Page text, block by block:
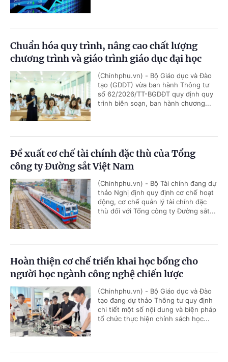
Chuẩn hóa quy trình, nâng cao chất lượng
chương trình và giáo trình giáo dục đại học
(Chinhphu.vn) - Bộ Giáo dục và Đào
tạo (GDĐT) vừa ban hành Thông tư
số 62/2026/TT-BGDĐT quy định quy
trình biên soạn, ban hành chương...
Đề xuất cơ chế tài chính đặc thù của Tổng
công ty Đường sắt Việt Nam
(Chinhphu.vn) - Bộ Tài chính đang dự
thảo Nghị định quy định cơ chế hoạt
động, cơ chế quản lý tài chính đặc
thù đối với Tổng công ty Đường sắt...
Hoàn thiện cơ chế triển khai học bổng cho
người học ngành công nghệ chiến lược
(Chinhphu.vn) - Bộ Giáo dục và Đào
tạo đang dự thảo Thông tư quy định
chi tiết một số nội dung và biện pháp
tổ chức thực hiện chính sách học...